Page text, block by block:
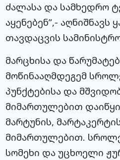
ძალასა და სამხედრო
აყენებენ”,- აღნიშნავს
თავდაცვის
მარცხისა და
მოწინააღმდეგემ
პუნქტებისა და
მიმართულებით
მარტუნის,
მიმართულებით.
სომეხი და უცხოელი